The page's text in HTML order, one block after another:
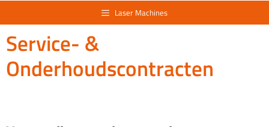
Laser Machines
Service- &
Onderhoudscontracten